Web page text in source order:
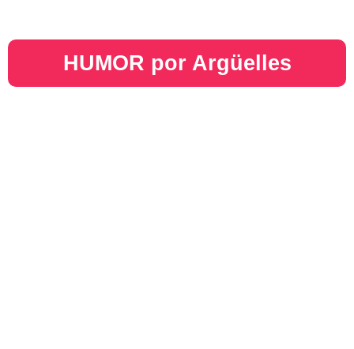
HUMOR por Argüelles​